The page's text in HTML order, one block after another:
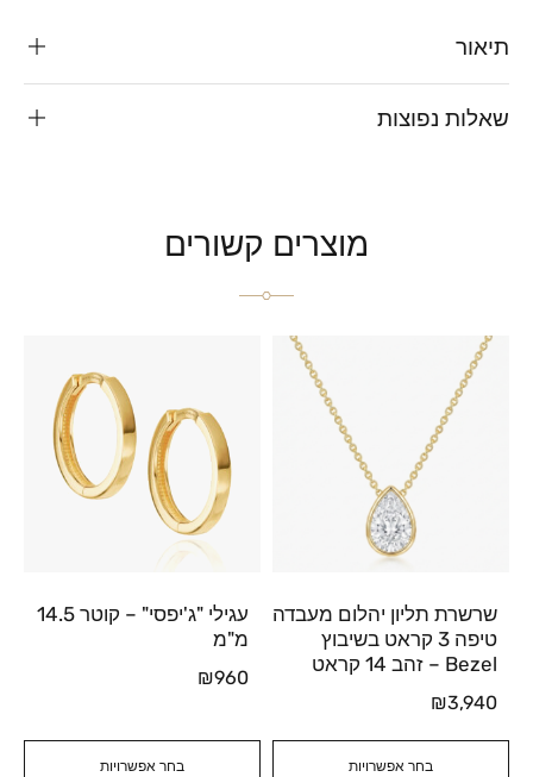
תיאור
שאלות נפוצות
מוצרים קשורים
בחר אפשרויות
שרשרת תליון יהלום מעבדה
טיפה 3 קראט בשיבוץ
Bezel – זהב 14 קראט
₪3,940
בחר אפשרויות
עגילי "ג'יפסי" – קוטר 14.5
מ"מ
₪960